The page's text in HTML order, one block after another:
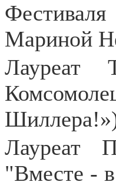
Мариной
Лауреат
Лауреат
"Вместе -